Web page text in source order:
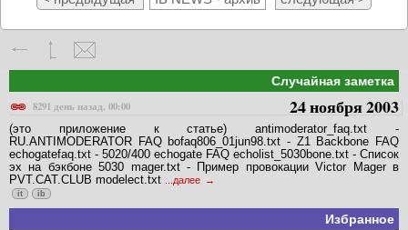
Случайная заметка
8291 день назад, 00:00
24 ноября 2003
(это приложение к статье) antimoderator_faq.txt -
RU.ANTIMODERATOR FAQ bofaq806_01jun98.txt - Z1 Backbone FAQ
echogatefaq.txt - 5020/400 echogate FAQ echolist_5030bone.txt - Список
эх на бэкбоне 5030 mager.txt - Пример провокации Victor Mager в
PVT.CAT.CLUB modelect.txt
...далее
it ib
Избранное